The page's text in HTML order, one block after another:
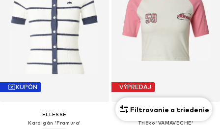
KUPÓN
ELLESSE
Kardigán 'Framura'
VÝPREDAJ
ELLESSE
Tričko 'VAMAVECHE'
Filtrovanie a triedenie